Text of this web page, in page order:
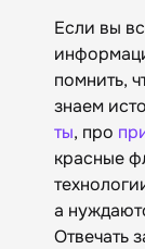
Если вы
помнить,
знаем
ты, про
красные
а
Отвечать